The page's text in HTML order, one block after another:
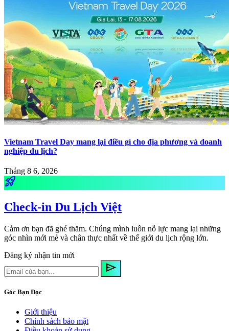
Vietnam Travel Day mang lại điều gì cho địa phương và doanh
nghiệp du lịch?
Tháng 8 6, 2026
rocket_launch
Check-in Du Lịch Việt
Cảm ơn bạn đã ghé thăm. Chúng mình luôn nỗ lực mang lại những
góc nhìn mới mẻ và chân thực nhất về thế giới du lịch rộng lớn.
Đăng ký nhận tin mới
send
Góc Bạn Đọc
Giới thiệu
Chính sách bảo mật